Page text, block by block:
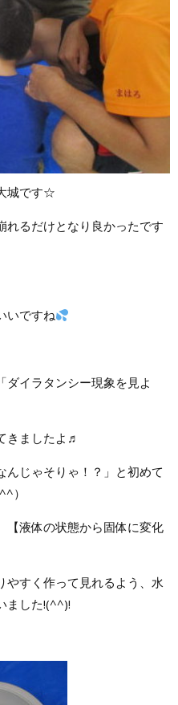
城です☆
れるだけとなり良かったです
いですね
ダイラタンシー現象を見よ
きましたよ♬
んじゃそりゃ！？」と初めて
）
【液体の状態から固体に変化
やすく作って見れるよう、水
ました!(^^)!